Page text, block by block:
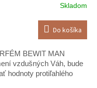
Skladom
Do košíka
BEWIT MAN
vzdušných Váh, bude
hodnoty protiľahlého